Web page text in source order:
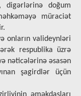
digərlərinə doğum
müraciət
onların valideynləri
respublika üzrə
nəticələrinə əsasən
şagirdlər üçün